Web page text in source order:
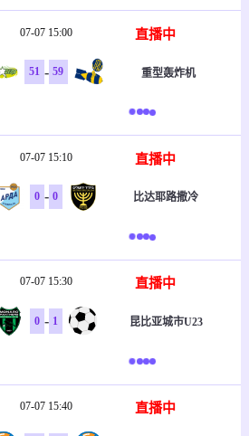
07-07 15:00 直播中
51 - 59 重型轰炸机
07-07 15:10 直播中
0 - 0 比达耶路撒冷
07-07 15:30 直播中
0 - 1 昆比亚城市U23
07-07 15:40 直播中